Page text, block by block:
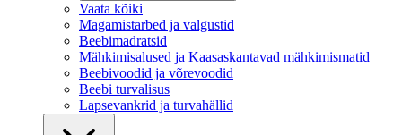
Vaata kõiki
Magamistarbed ja valgustid
Beebimadratsid
Mähkimisalused ja Kaasaskantavad mähkimismatid
Beebivoodid ja võrevoodid
Beebi turvalisus
Lapsevankrid ja turvahällid